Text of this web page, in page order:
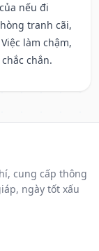
nếu đi
tranh cãi,
làm chậm,
chắn.
cung cấp thông
ngày tốt xấu